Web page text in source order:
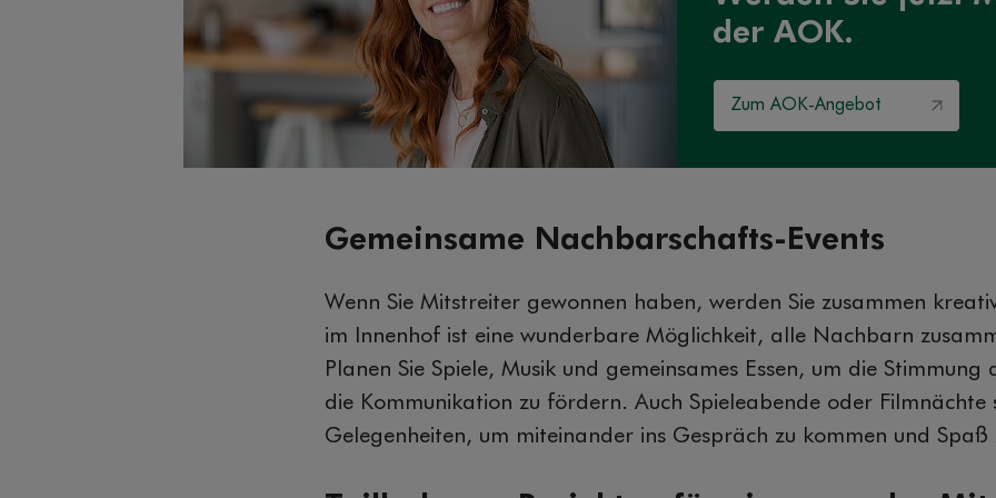
der AOK.
Zum AOK-Angebot
Gemeinsame Nachbarschafts-Events
Wenn Sie Mitstreiter gewonnen haben, werden Sie zusammen
im Innenhof ist eine wunderbare Möglichkeit, alle Nachbarn
Planen Sie Spiele, Musik und gemeinsames Essen, um die Stimmung
die Kommunikation zu fördern. Auch Spieleabende oder Filmnächte
Gelegenheiten, um miteinander ins Gespräch zu kommen und Spaß